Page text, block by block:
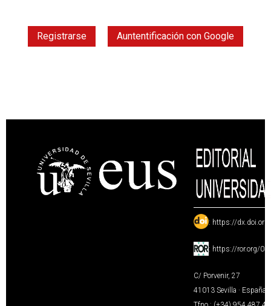
Registrarse Auntentificación con Google
: https://
: https://ror.org/
C/ Porvenir, 27
41013 Sevilla · España